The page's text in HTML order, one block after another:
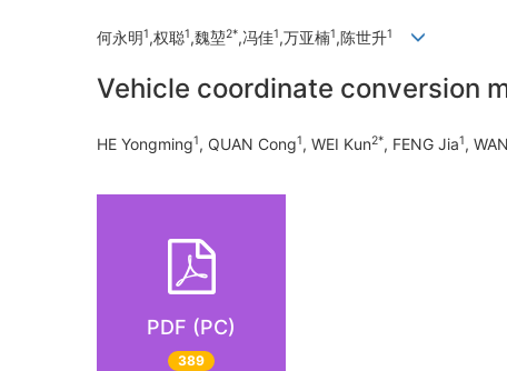
何永明1,权聪1,魏堃2*,冯佳1,万亚楠1,陈世升1
Vehicle coordinate conversion
HE Yongming1, QUAN Cong1, WEI Kun2*, FENG Jia1,
PDF (PC)
389